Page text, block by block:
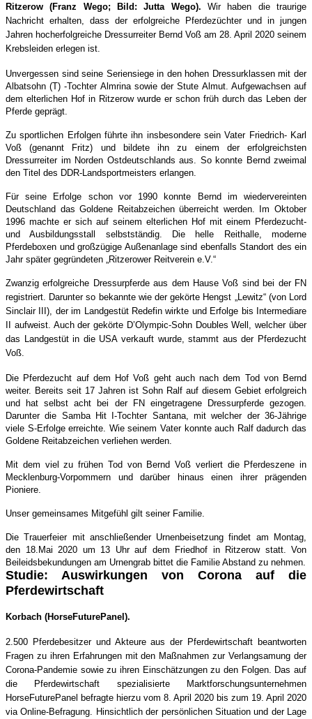
Ritzerow (Franz Wego; Bild: Jutta Wego). Wir haben die traurige
Nachricht erhalten, dass der erfolgreiche Pferdezüchter und in jungen
Jahren hocherfolgreiche Dressurreiter Bernd Voß am 28. April 2020 seinem
Krebsleiden erlegen ist.
Unvergessen sind seine Seriensiege in den hohen Dressurklassen mit der
Albatsohn (T) -Tochter Almrina sowie der Stute Almut. Aufgewachsen auf
dem elterlichen Hof in Ritzerow wurde er schon früh durch das Leben der
Pferde geprägt.
Zu sportlichen Erfolgen führte ihn insbesondere sein Vater Friedrich- Karl
Voß (genannt Fritz) und bildete ihn zu einem der erfolgreichsten
Dressurreiter im Norden Ostdeutschlands aus. So konnte Bernd zweimal
den Titel des DDR-Landsportmeisters erlangen.
Für seine Erfolge schon vor 1990 konnte Bernd im wiedervereinten
Deutschland das Goldene Reitabzeichen überreicht werden. Im Oktober
1996 machte er sich auf seinem elterlichen Hof mit einem Pferdezucht-
und Ausbildungsstall selbstständig. Die helle Reithalle, moderne
Pferdeboxen und großzügige Außenanlage sind ebenfalls Standort des ein
Jahr später gegründeten „Ritzerower Reitverein e.V.“
Zwanzig erfolgreiche Dressurpferde aus dem Hause Voß sind bei der FN
registriert. Darunter so bekannte wie der gekörte Hengst „Lewitz“ (von Lord
Sinclair III), der im Landgestüt Redefin wirkte und Erfolge bis Intermediare
II aufweist. Auch der gekörte D’Olympic-Sohn Doubles Well, welcher über
das Landgestüt in die USA verkauft wurde, stammt aus der Pferdezucht
Voß.
Die Pferdezucht auf dem Hof Voß geht auch nach dem Tod von Bernd
weiter. Bereits seit 17 Jahren ist Sohn Ralf auf diesem Gebiet erfolgreich
und hat selbst acht bei der FN eingetragene Dressurpferde gezogen.
Darunter die Samba Hit I-Tochter Santana, mit welcher der 36-Jährige
viele S-Erfolge erreichte. Wie seinem Vater konnte auch Ralf dadurch das
Goldene Reitabzeichen verliehen werden.
Mit dem viel zu frühen Tod von Bernd Voß verliert die Pferdeszene in
Mecklenburg-Vorpommern und darüber hinaus einen ihrer prägenden
Pioniere.
Unser gemeinsames Mitgefühl gilt seiner Familie.
Die Trauerfeier mit anschließender Urnenbeisetzung findet am Montag,
den 18.Mai 2020 um 13 Uhr auf dem Friedhof in Ritzerow statt. Von
Beileidsbekundungen am Urnengrab bittet die Familie Abstand zu nehmen.
Studie: Auswirkungen von Corona auf die
Pferdewirtschaft
Korbach (HorseFuturePanel).
2.500 Pferdebesitzer und Akteure aus der Pferdewirtschaft beantworten
Fragen zu ihren Erfahrungen mit den Maßnahmen zur Verlangsamung der
Corona-Pandemie sowie zu ihren Einschätzungen zu den Folgen. Das auf
die Pferdewirtschaft spezialisierte Marktforschungsunternehmen
HorseFuturePanel befragte hierzu vom 8. April 2020 bis zum 19. April 2020
via Online-Befragung. Hinsichtlich der persönlichen Situation und der Lage